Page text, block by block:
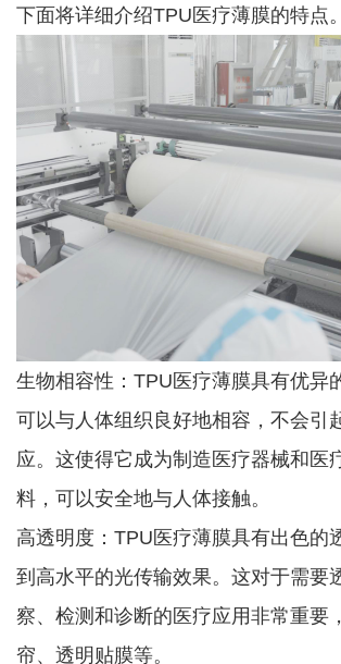
下面将详细介绍TPU医疗薄膜的特点。
生物相容性：TPU医疗薄膜具有优异
可以与人体组织良好地相容，不会引
应。这使得它成为制造医疗器械和医
料，可以安全地与人体接触。
高透明度：TPU医疗薄膜具有出色的
到高水平的光传输效果。这对于需要
察、检测和诊断的医疗应用非常重要
帘、透明贴膜等。